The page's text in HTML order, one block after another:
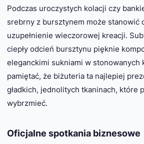
Podczas uroczystych kolacji czy
srebrny z bursztynem może stanowić
uzupełnienie wieczorowej kreacji.
ciepły odcień bursztynu pięknie
eleganckimi sukniami w stonowanych
pamiętać, że biżuteria ta najlepiej
gładkich, jednolitych tkaninach, które
wybrzmieć.
Oficjalne spotkania biznesowe